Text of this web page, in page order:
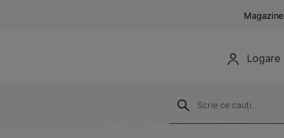
Magazine
Logare